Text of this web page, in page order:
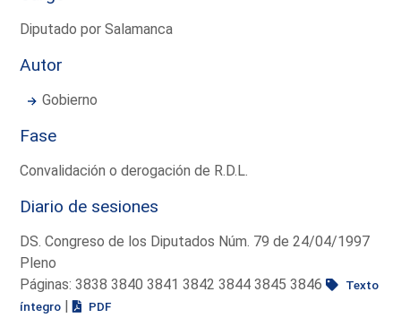
Diputado por Salamanca
Autor
Gobierno
Fase
Convalidación o derogación de R.D.L.
Diario de sesiones
DS. Congreso de los Diputados Núm. 79 de 24/04/1997
Pleno
Páginas: 3838 3840 3841 3842 3844 3845 3846
Texto
íntegro | PDF